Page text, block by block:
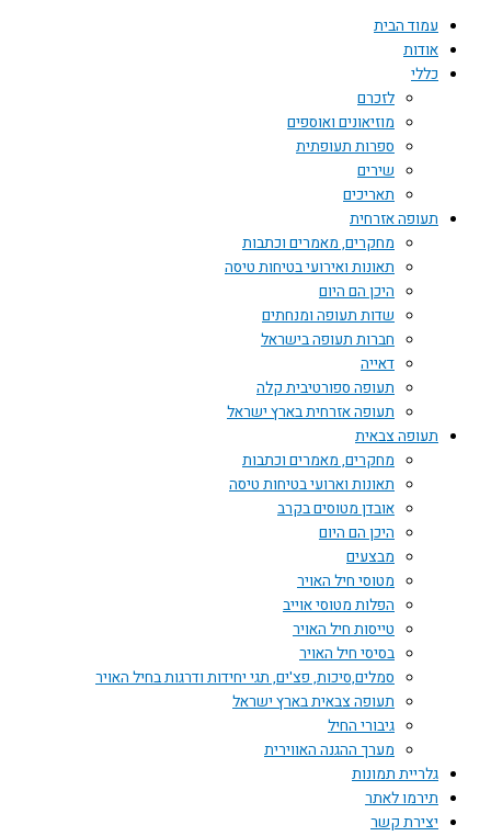
עמוד הבית
אודות
כללי
לזכרם
מוזיאונים ואוספים
ספרות תעופתית
שירים
תאריכים
תעופה אזרחית
מחקרים, מאמרים וכתבות
תאונות ואירועי בטיחות טיסה
היכן הם היום
שדות תעופה ומנחתים
חברות תעופה בישראל
דאייה
תעופה ספורטיבית קלה
תעופה אזרחית בארץ ישראל
תעופה צבאית
מחקרים, מאמרים וכתבות
תאונות וארועי בטיחות טיסה
אובדן מטוסים בקרב
היכן הם היום
מבצעים
מטוסי חיל האויר
הפלות מטוסי אוייב
טייסות חיל האויר
בסיסי חיל האויר
סמלים,סיכות, פצ'ים, תגי יחידות ודרגות בחיל האויר
תעופה צבאית בארץ ישראל
גיבורי החיל
מערך ההגנה האווירית
גלריית תמונות
תירמו לאתר
יצירת קשר